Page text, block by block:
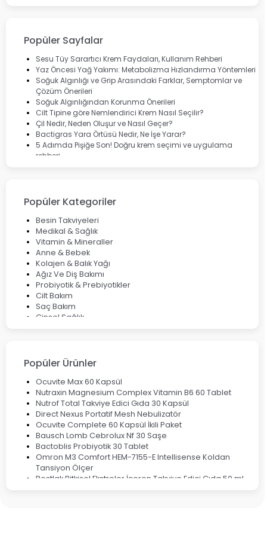
Lansinoh
Cebrolux
Dermoskin
Marvis
Rcfarma
Popüler Sayfalar
Sesu Tüy Sarartıcı Krem Faydaları, Kullanım Rehberi
Yaz Öncesi Yağ Yakımı: Metabolizma Hızlandırma Yöntemleri
Soğuk Algınlığı ve Grip Arasındaki Farklar, Semptomlar ve
Çözüm Önerileri
Soğuk Algınlığından Korunma Önerileri
Cilt Tipine göre Nemlendirici Krem Nasıl Seçilir?
Çil Nedir, Neden Oluşur ve Nasıl Geçer?
Bactigras Yara Örtüsü Nedir, Ne İşe Yarar?
5 Adımda Pişiğe Son! Doğru krem seçimi ve uygulama
rehberi
Çözüm Yolları
Bocavirüs Enfeksiyonu Hakkında Bilmeniz Gerekenler
Deep Flex Topraklama Matı Nedir? Detaylı Rehber
Mumiyo Nedir? Faydaları ve Kullanım Alanları Nelerdir?
Popüler Kategoriler
Besin Takviyeleri
Medikal & Sağlık
Vitamin & Mineraller
Anne & Bebek
Kolajen & Balık Yağı
Ağız Ve Diş Bakımı
Probiyotik & Prebiyotikler
Cilt Bakım
Saç Bakım
Cinsel Sağlık
Popüler Ürünler
Ocuvite Max 60 Kapsül
Nutraxin Magnesium Complex Vitamin B6 60 Tablet
Nutrof Total Takviye Edici Gıda 30 Kapsül
Direct Nexus Portatif Mesh Nebulizatör
Ocuvite Complete 60 Kapsül İkili Paket
Bausch Lomb Cebrolux Nf 30 Saşe
Bactoblis Probiyotik 30 Tablet
Omron M3 Comfort HEM-7155-E Intellisense Koldan
Tansiyon Ölçer
Bestlak Bitkisel Ekstreler İçeren Takviye Edici Gıda 50 ml